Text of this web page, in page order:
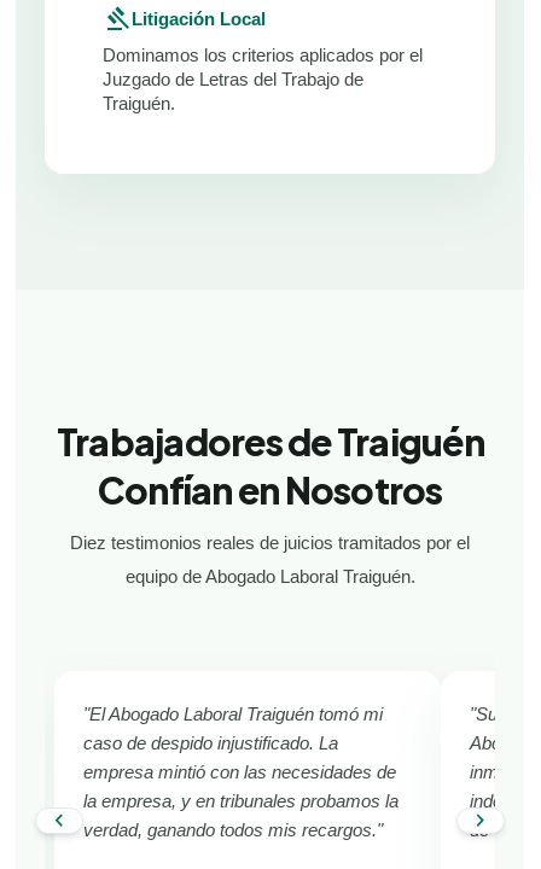
gavelLitigación Local
Dominamos los criterios aplicados por el
Juzgado de Letras del Trabajo de
Traiguén.
Trabajadores de Traiguén
Confían en Nosotros
Diez testimonios reales de juicios tramitados por el
equipo de Abogado Laboral Traiguén.
chevron_left
"El Abogado Laboral Traiguén tomó mi
caso de despido injustificado. La
empresa mintió con las necesidades de
la empresa, y en tribunales probamos la
verdad, ganando todos mis recargos."
"Sufría
de
chevron_right